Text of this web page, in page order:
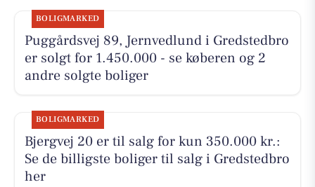
BOLIGMARKED
Puggårdsvej 89, Jernvedlund i Gredstedbro
er solgt for 1.450.000 - se køberen og 2
andre solgte boliger
BOLIGMARKED
Bjergvej 20 er til salg for kun 350.000 kr.:
Se de billigste boliger til salg i Gredstedbro
her